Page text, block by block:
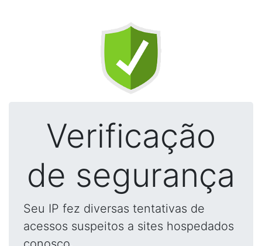
Verificação
de segurança
Seu IP fez diversas tentativas de
acessos suspeitos a sites hospedados